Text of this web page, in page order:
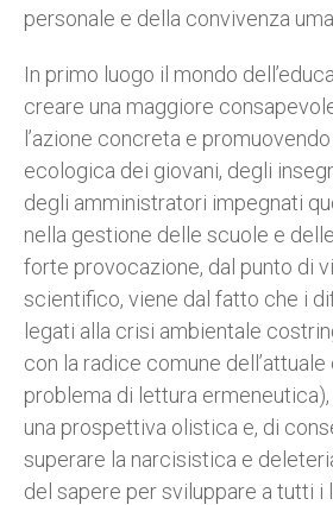
personale e della convivenza
In primo luogo il mondo
creare una maggiore
l’azione concreta e
ecologica dei giovani, degli
degli amministratori impegnati
nella gestione delle scuole e
forte provocazione, dal punto di
scientifico, viene dal fatto che i
legati alla crisi ambientale
con la radice comune
problema di lettura
una prospettiva olistica e, di
superare la narcisistica e
del sapere per sviluppare a tutti i